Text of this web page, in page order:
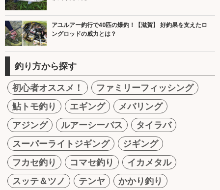
アユルアー釣行で40匹の爆釣！【滋賀】 好釣果を支えたロ
ングロッドの威力とは？
釣り方から探す
初心者オススメ！
ファミリーフィッシング
鮎トモ釣り
エギング
メバリング
アジング
ルアーシーバス
タイラバ
スーパーライトジギング
ジギング
フカセ釣り
コマセ釣り
イカメタル
スッテ＆ツノ
テンヤ
かかり釣り